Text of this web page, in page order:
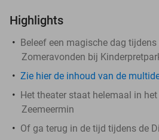
Highlights
Beleef een magische dag
Zomeravonden bij
Zie hier de inhoud van de
Het theater staat helemaal in
Zeemeermin
Of ga terug in de tijd tijdens de